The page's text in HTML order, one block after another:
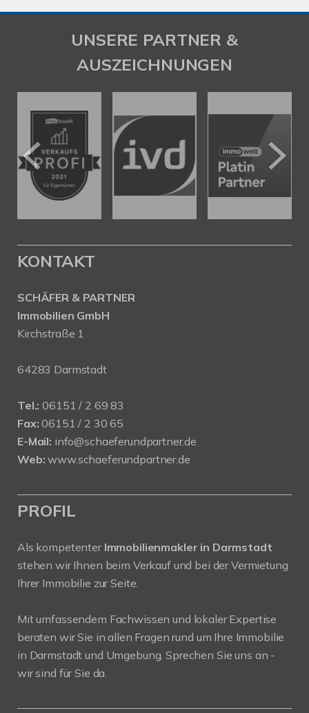
UNSERE PARTNER &
AUSZEICHNUNGEN
KONTAKT
SCHÄFER & PARTNER
Immobilien GmbH
Kirchstraße 1
64283 Darmstadt
Tel.: 06151 / 2 69 83
Fax: 06151 / 2 30 65
E-Mail: info@schaeferundpartner.de
Web: www.schaeferundpartner.de
PROFIL
Als kompetenter Immobilienmakler in Darmstadt
stehen wir Ihnen beim Verkauf und bei der Vermietung
Ihrer Immobilie zur Seite.
Mit umfassendem Fachwissen und lokaler Expertise
beraten wir Sie in allen Fragen rund um Ihre Immobilie
in Darmstadt und Umgebung. Sprechen Sie uns an -
wir sind für Sie da.